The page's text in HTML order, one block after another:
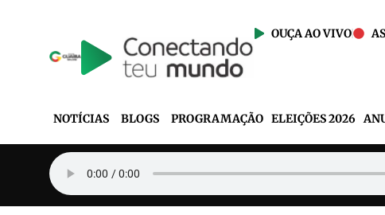
OUÇA AO VIVO
NOTÍCIAS BLOGS PROGRAMAÇÃO ELEIÇÕES 2026